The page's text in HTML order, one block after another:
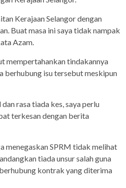
Kerajaan Selangor dengan
Buat masa ini saya tidak nampak
Azam.
mempertahankan tindakannya
berhubung isu tersebut meskipun
rasa tiada kes, saya perlu
terkesan dengan berita
menegaskan SPRM tidak melihat
tiada unsur salah guna
kontrak yang diterima